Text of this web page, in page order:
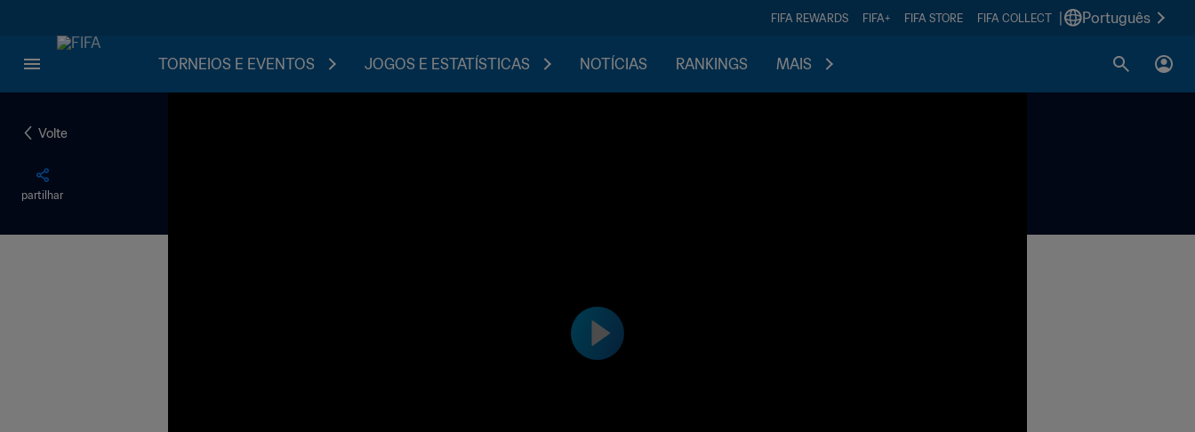
FIFA REWARDS FIFA+ FIFA STORE FIFA COLLECT Português
TORNEIOS E EVENTOS JOGOS E ESTATÍSTICAS NOTÍCIAS RANKINGS MAIS
Volte
partilhar